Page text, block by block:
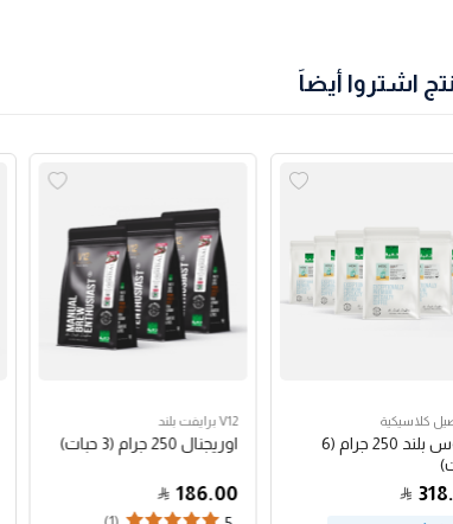
اشتروا أيضاً
كلاسيكية
هاوس بلند 250 جرام (6
V12 برايفت بلند
اوريجنال 250 جرام (3 حبات)
186.00